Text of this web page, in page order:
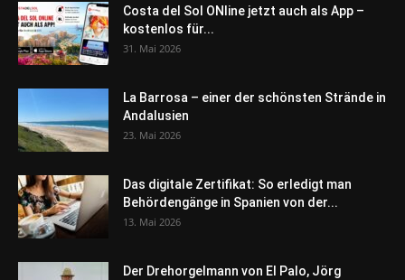
Costa del Sol ONline jetzt auch als App –
kostenlos für...
31. Mai 2026
La Barrosa – einer der schönsten Strände in
Andalusien
23. Mai 2026
Das digitale Zertifikat: So erledigt man
Behördengänge in Spanien von der...
13. Mai 2026
Der Drehorgelmann von El Palo, Jörg